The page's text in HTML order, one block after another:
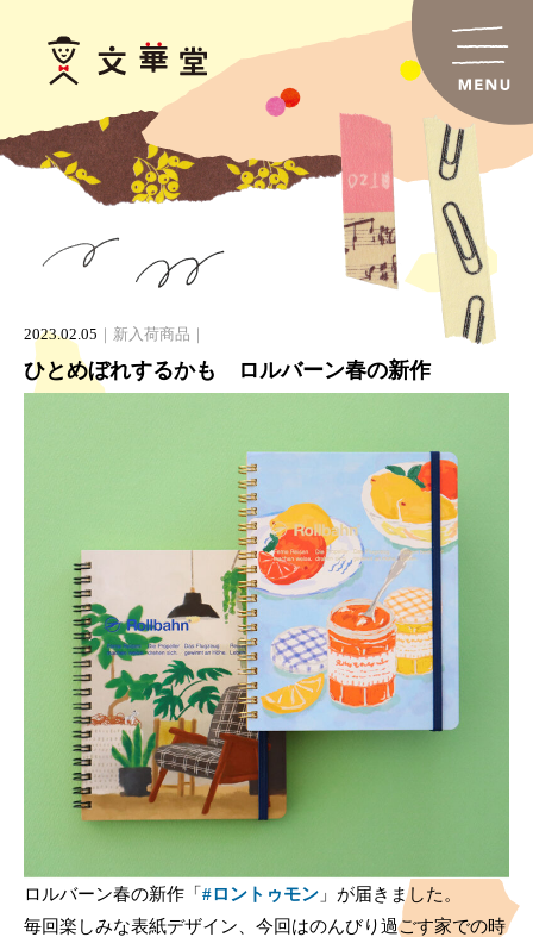
2023.02.05 新入荷商品
ひとめぼれするかも ロルバーン春の新作
ロルバーン春の新作「 #ロントゥモン 」が届きました。
毎回楽しみな表紙デザイン、今回はのんびり過ごす家での時